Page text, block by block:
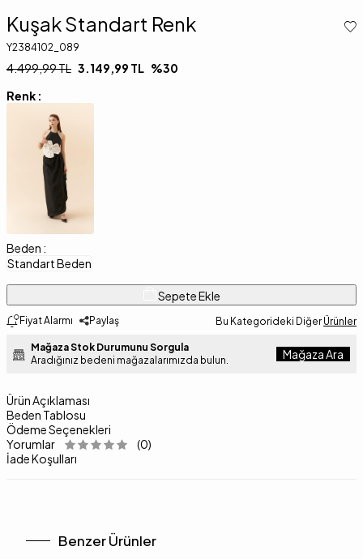
Kuşak Standart Renk
Y2384102_089
4.499,99TL 3.149,99 TL %30
Renk :
Beden :
Standart Beden
Sepete Ekle
Fiyat Alarmı Paylaş Bu Kategorideki Diğer Ürünler
Mağaza Stok Durumunu Sorgula
Aradığınız bedeni mağazalarımızda bulun.
Mağaza Ara
Ürün Açıklaması
Beden Tablosu
Ödeme Seçenekleri
Yorumlar
(0)
İade Koşulları
Benzer Ürünler